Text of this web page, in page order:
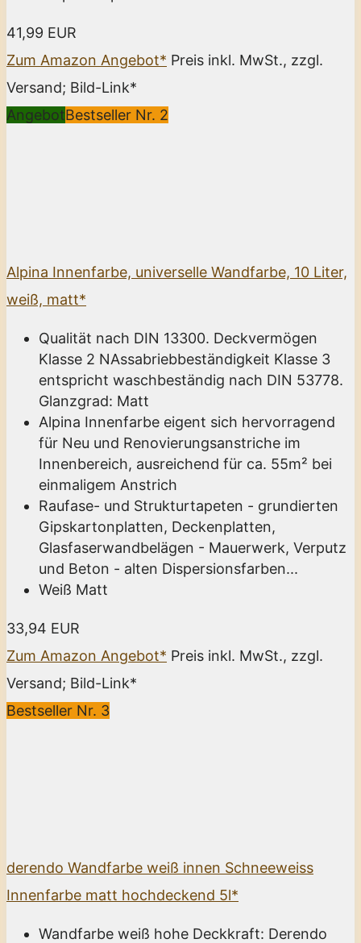
41,99 EUR
Zum Amazon Angebot* Preis inkl. MwSt., zzgl.
Versand; Bild-Link*
AngebotBestseller Nr. 2
Alpina Innenfarbe, universelle Wandfarbe, 10 Liter,
weiß, matt*
Qualität nach DIN 13300. Deckvermögen
Klasse 2 NAssabriebbeständigkeit Klasse 3
entspricht waschbeständig nach DIN 53778.
Glanzgrad: Matt
Alpina Innenfarbe eigent sich hervorragend
für Neu und Renovierungsanstriche im
Innenbereich, ausreichend für ca. 55m² bei
einmaligem Anstrich
Raufase- und Strukturtapeten - grundierten
Gipskartonplatten, Deckenplatten,
Glasfaserwandbelägen - Mauerwerk, Verputz
und Beton - alten Dispersionsfarben...
Weiß Matt
33,94 EUR
Zum Amazon Angebot* Preis inkl. MwSt., zzgl.
Versand; Bild-Link*
Bestseller Nr. 3
derendo Wandfarbe weiß innen Schneeweiss
Innenfarbe matt hochdeckend 5l*
Wandfarbe weiß hohe Deckkraft: Derendo